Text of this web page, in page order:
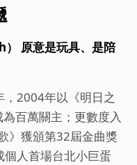
原意是玩具、是陪
2004年以《明日之
百萬關主；更數度入
》獲頒第32屆金曲獎
人首場台北小巨蛋